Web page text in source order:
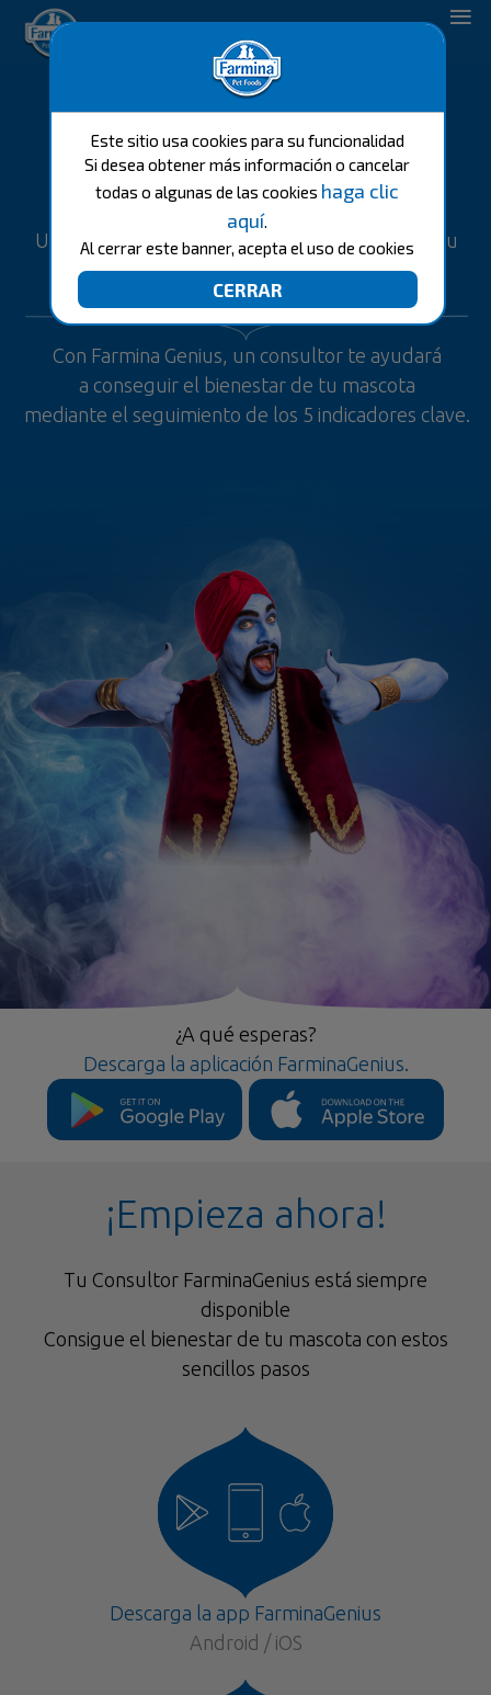
Este sitio usa cookies para su funcionalidad
Si desea obtener más información o cancelar
todas o algunas de las cookies haga clic
aquí.
Al cerrar este banner, acepta el uso de cookies
Pet Care Solutions.
FarminaGenius App
Un amigo brillante que te ayudará a cuidar de tu
mascota.
Con Farmina Genius, un consultor te ayudará
a conseguir el bienestar de tu mascota
mediante el seguimiento de los 5 indicadores clave.
¿A qué esperas?
Descarga la aplicación FarminaGenius.
¡Empieza ahora!
Tu Consultor FarminaGenius está siempre
disponible
Consigue el bienestar de tu mascota con estos
sencillos pasos
Descarga la app FarminaGenius
Android / iOS